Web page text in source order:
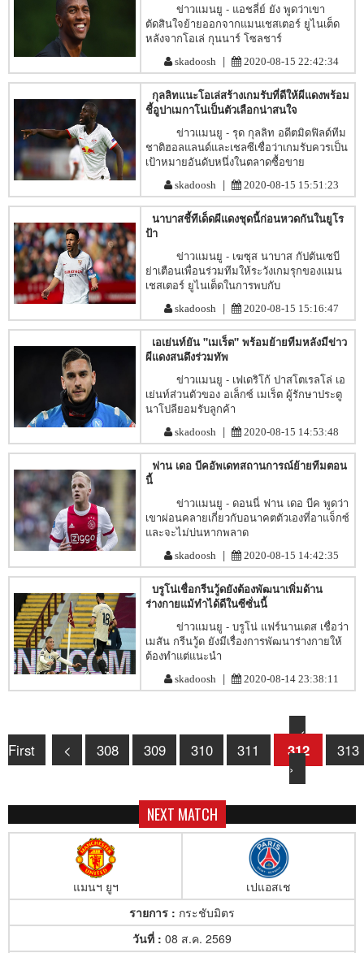
ข่าวแมนยู - แอชลี่ย์ ยัง พูดว่าเขา
ตัดสินใจย้ายออกจากแมนเชสเตอร์ ยูไนเต็ด
หลังจากโอเล่ กุนนาร์ โซลชาร์
skadoosh | 2020-08-15 22:42:34
กุลลิทแนะโอเล่สร้างเกมรับที่ดีให้ผีแดงพร้อม
ชี้อูปาเมกาโน่เป็นตัวเลือกน่าสนใจ
ข่าวแมนยู - รุด กุลลิท อดีตมิดฟิลด์ทีม
ชาติฮอลแลนด์และเชลซีเชื่อว่าเกมรับควรเป็น
เป้าหมายอันดับหนึ่งในตลาดซื้อขาย
skadoosh | 2020-08-15 15:51:23
นาบาสชี้ทีเด็ดผีแดงชุดนี้ก่อนหวดกันในยูโร
ป้า
ข่าวแมนยู - เฆซุส นาบาส กัปตันเซบี
ย่าเตือนเพื่อนร่วมทีมให้ระวังเกมรุกของแมน
เชสเตอร์ ยูไนเต็ดในการพบกับ
skadoosh | 2020-08-15 15:16:47
เอเย่นท์ยัน "เมเร็ต" พร้อมย้ายทีมหลังมีข่าว
ผีแดงสนดึงร่วมทัพ
ข่าวแมนยู - เฟเดริโก้ ปาสโตเรลโล่ เอ
เย่นท์ส่วนตัวของ อเล็กซ์ เมเร็ต ผู้รักษาประตู
นาโปลียอมรับลูกค้า
skadoosh | 2020-08-15 14:53:48
ฟาน เดอ บีคอัพเดทสถานการณ์ย้ายทีมตอน
นี้
ข่าวแมนยู - ดอนนี่ ฟาน เดอ บีค พูดว่า
เขาผ่อนคลายเกี่ยวกับอนาคตตัวเองที่อาแจ็กซ์
และจะไม่บ่นหากพลาด
skadoosh | 2020-08-15 14:42:35
บรูโน่เชื่อกรีนวู้ดยังต้องพัฒนาเพิ่มด้าน
ร่างกายแม้ทำได้ดีในซีซั่นนี้
ข่าวแมนยู - บรูโน่ แฟร์นานเดส เชื่อว่า
เมสัน กรีนวู้ด ยังมีเรื่องการพัฒนาร่างกายให้
ต้องทำแต่แนะนำ
skadoosh | 2020-08-14 23:38:11
‹
First
< 308 309 310 311 312
313
›
NEXT MATCH
แมนฯ ยูฯ
เปแอสเช
รายการ : กระชับมิตร
วันที่ : 08 ส.ค. 2569